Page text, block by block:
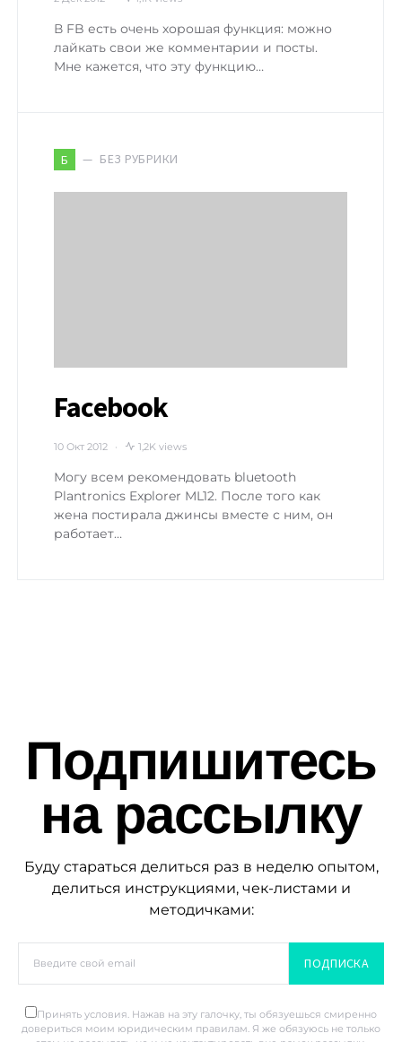
В FB есть очень хорошая функция: можно
лайкать свои же комментарии и посты.
Мне кажется, что эту функцию…
Б БЕЗ РУБРИКИ
Facebook
10 Окт 2012 1,2K views
Могу всем рекомендовать bluetooth
Plantronics Explorer ML12. После того как
жена постирала джинсы вместе с ним, он
работает…
Подпишитесь
на рассылку
Буду стараться делиться раз в неделю опытом,
делиться инструкциями, чек-листами и
методичками:
ПОДПИСКА
Принять условия. Нажав на эту галочку, ты обязуешься смиренно
довериться моим юридическим правилам. Я же обязуюсь не только